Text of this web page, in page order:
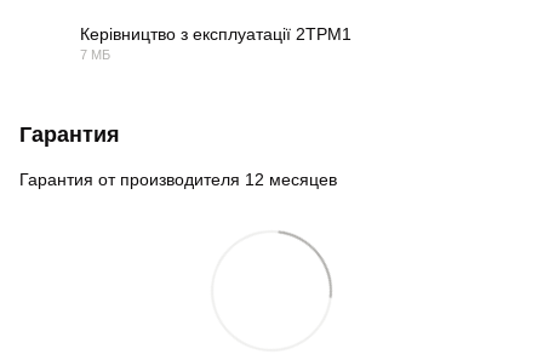
Керівництво з експлуатації 2ТРМ1
7 МБ
Гарантия
Гарантия от производителя 12 месяцев